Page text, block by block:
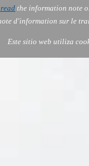
the information note
d'information sur le
Este sitio web utiliza
Services